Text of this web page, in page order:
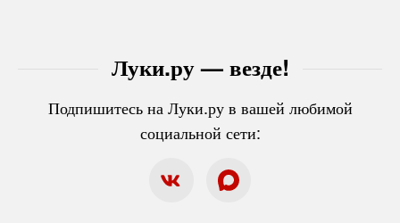
Луки.ру — везде!
Подпишитесь на Луки.ру в вашей любимой
социальной сети: